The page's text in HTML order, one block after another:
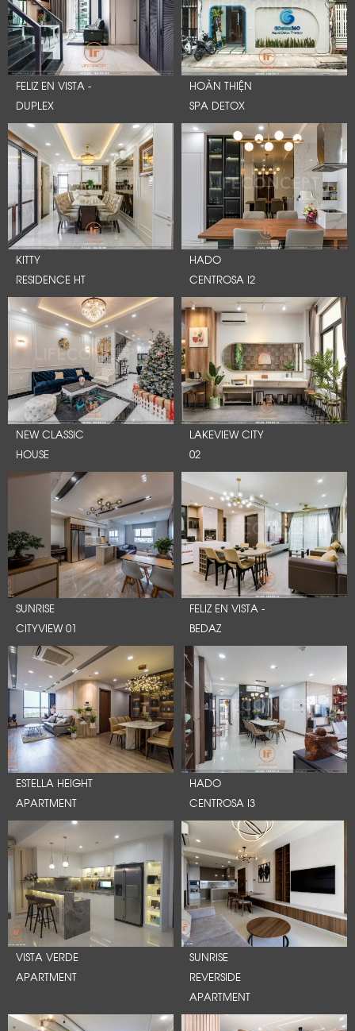
FELIZ EN VISTA -
DUPLEX
HOÀN THIỆN
SPA DETOX
KITTY
RESIDENCE HT
HADO
CENTROSA I2
NEW CLASSIC
HOUSE
LAKEVIEW CITY
02
SUNRISE
CITYVIEW 01
FELIZ EN VISTA -
BEDAZ
ESTELLA HEIGHT
APARTMENT
HADO
CENTROSA I3
VISTA VERDE
APARTMENT
SUNRISE
REVERSIDE
APARTMENT